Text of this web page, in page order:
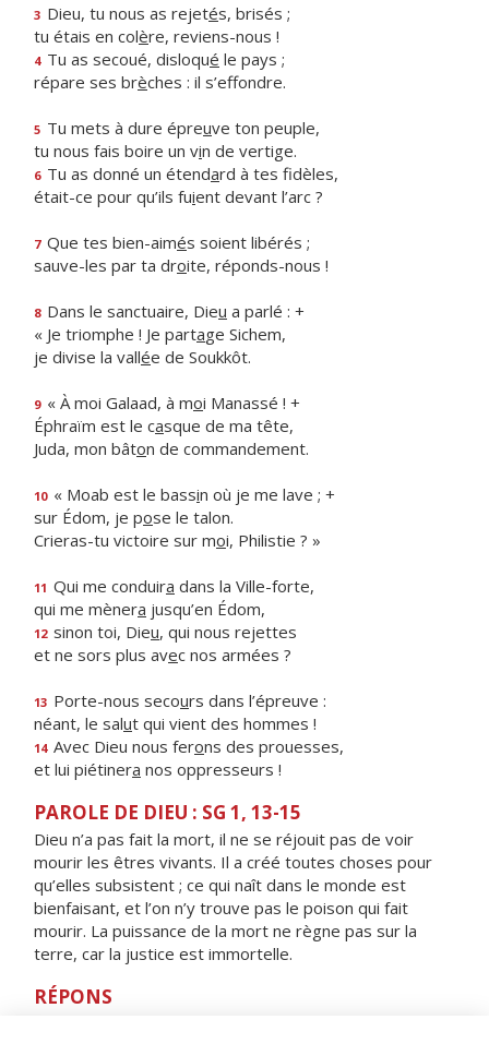
3 Dieu, tu nous as rejetés, brisés ;
tu étais en colère, reviens-nous !
4 Tu as secoué, disloqué le pays ;
répare ses brèches : il s’effondre.
5 Tu mets à dure épreuve ton peuple,
tu nous fais boire un vin de vertige.
6 Tu as donné un étendard à tes fidèles,
était-ce pour qu’ils fuient devant l’arc ?
7 Que tes bien-aimés soient libérés ;
sauve-les par ta droite, réponds-nous !
8 Dans le sanctuaire, Dieu a parlé : +
« Je triomphe ! Je partage Sichem,
je divise la vallée de Soukkôt.
9 « À moi Galaad, à moi Manassé ! +
Éphraïm est le casque de ma tête,
Juda, mon bâton de commandement.
10 « Moab est le bassin où je me lave ; +
sur Édom, je pose le talon.
Crieras-tu victoire sur moi, Philistie ? »
11 Qui me conduira dans la Ville-forte,
qui me mènera jusqu’en Édom,
12 sinon toi, Dieu, qui nous rejettes
et ne sors plus avec nos armées ?
13 Porte-nous secours dans l’épreuve :
néant, le salut qui vient des hommes !
14 Avec Dieu nous ferons des prouesses,
et lui piétinera nos oppresseurs !
PAROLE DE DIEU : SG 1, 13-15
Dieu n’a pas fait la mort, il ne se réjouit pas de voir
mourir les êtres vivants. Il a créé toutes choses pour
qu’elles subsistent ; ce qui naît dans le monde est
bienfaisant, et l’on n’y trouve pas le poison qui fait
mourir. La puissance de la mort ne règne pas sur la
terre, car la justice est immortelle.
RÉPONS